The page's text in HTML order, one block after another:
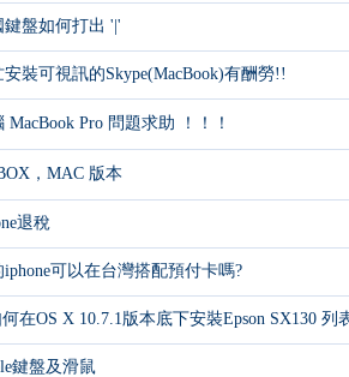
鍵盤如何打出 '|'
裝可視訊的Skype(MacBook)有酬勞!!
MacBook Pro 問題求助 ！！！
，MAC 版本
退稅
可以在台灣搭配預付卡嗎?
在OS X 10.7.1版本底下安裝Epson SX130 列
鍵盤及滑鼠